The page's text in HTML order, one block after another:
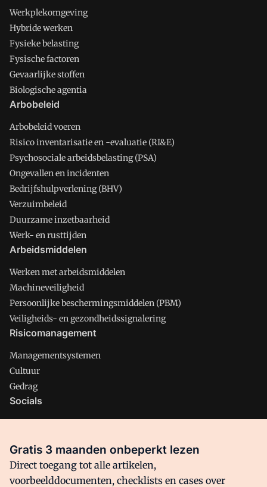
Werkplekomgeving
Hybride werken
Fysieke belasting
Fysische factoren
Gevaarlijke stoffen
Biologische agentia
Arbobeleid
Arbobeleid voeren
Risico inventarisatie en -evaluatie (RI&E)
Psychosociale arbeidsbelasting (PSA)
Ongevallen en incidenten
Bedrijfshulpverlening (BHV)
Verzuimbeleid
Duurzame inzetbaarheid
Werk- en rusttijden
Arbeidsmiddelen
Werken met arbeidsmiddelen
Machineveiligheid
Persoonlijke beschermingsmiddelen (PBM)
Veiligheids- en gezondheidssignalering
Risicomanagement
Managementsystemen
Cultuur
Gedrag
Socials
Facebook
Gratis 3 maanden onbeperkt lezen
Direct toegang tot alle artikelen,
voorbeelddocumenten, checklists en cases over